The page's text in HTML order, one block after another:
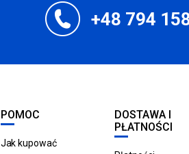
+48 794
POMOC
Jak kupować
DOSTAWA I
PŁATNOŚCI